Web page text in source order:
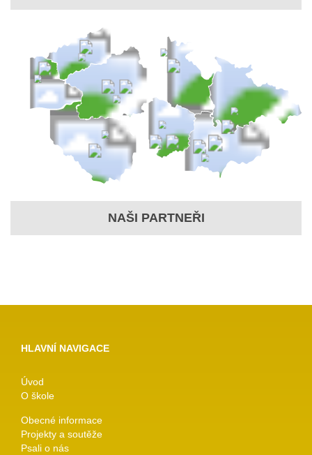
NAŠI PARTNEŘI
HLAVNÍ NAVIGACE
Úvod
O škole
Obecné informace
Projekty a soutěže
Psali o nás